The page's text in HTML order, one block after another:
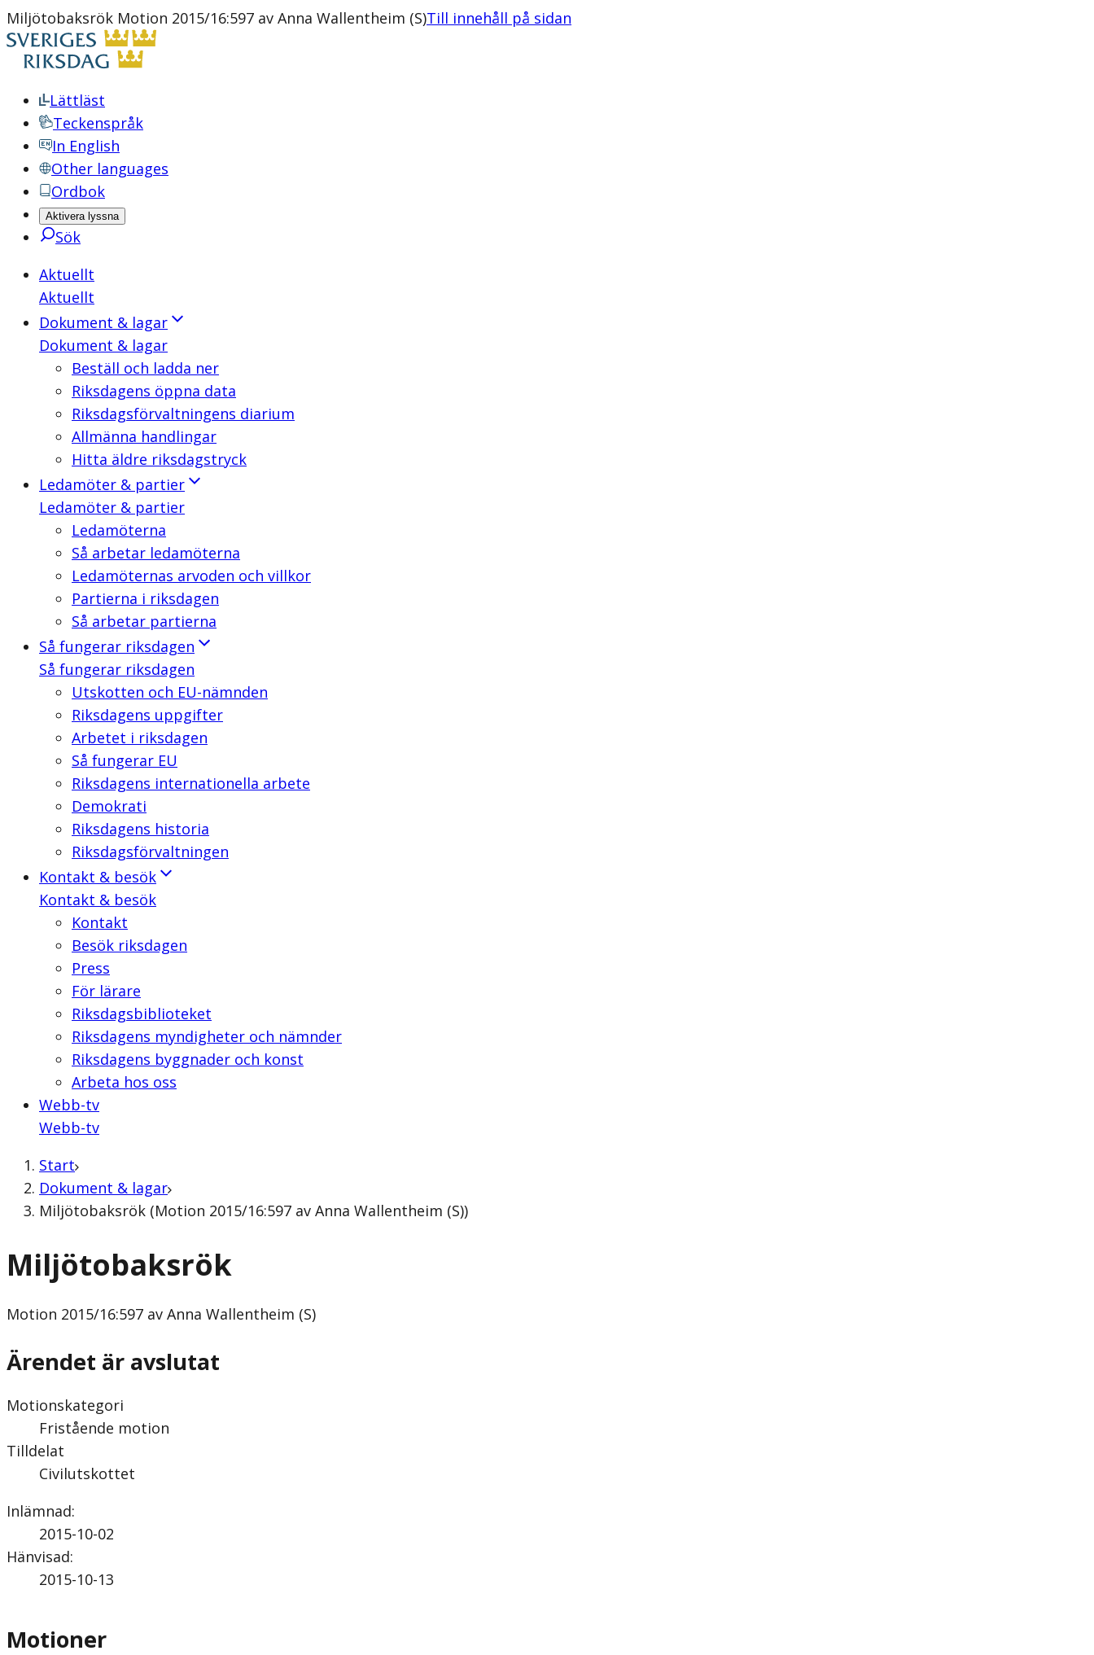
Miljötobaksrök Motion 2015/16:597 av Anna Wallentheim (S)Till innehåll på sidan
Lättläst
Teckenspråk
In English
Other languages
Ordbok
Aktivera lyssna
Sök
Aktuellt
Aktuellt
Dokument & lagar
Dokument & lagar
Beställ och ladda ner
Riksdagens öppna data
Riksdagsförvaltningens diarium
Allmänna handlingar
Hitta äldre riksdagstryck
Ledamöter & partier
Ledamöter & partier
Ledamöterna
Så arbetar ledamöterna
Ledamöternas arvoden och villkor
Partierna i riksdagen
Så arbetar partierna
Så fungerar riksdagen
Så fungerar riksdagen
Utskotten och EU-nämnden
Riksdagens uppgifter
Arbetet i riksdagen
Så fungerar EU
Riksdagens internationella arbete
Demokrati
Riksdagens historia
Riksdagsförvaltningen
Kontakt & besök
Kontakt & besök
Kontakt
Besök riksdagen
Press
För lärare
Riksdagsbiblioteket
Riksdagens myndigheter och nämnder
Riksdagens byggnader och konst
Arbeta hos oss
Webb-tv
Webb-tv
Start
Dokument & lagar
Miljötobaksrök (Motion 2015/16:597 av Anna Wallentheim (S))
Miljötobaksrök
Motion 2015/16:597 av Anna Wallentheim (S)
Ärendet är avslutat
Motionskategori
Fristående motion
Tilldelat
Civilutskottet
Inlämnad:
2015-10-02
Hänvisad:
2015-10-13
Motioner